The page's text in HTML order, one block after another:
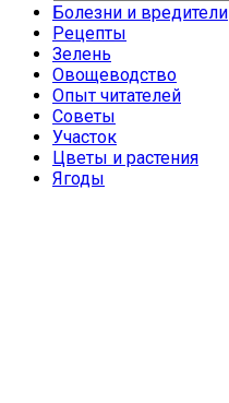
Болезни и вредители
Рецепты
Зелень
Овощеводство
Опыт читателей
Советы
Участок
Цветы и растения
Ягоды